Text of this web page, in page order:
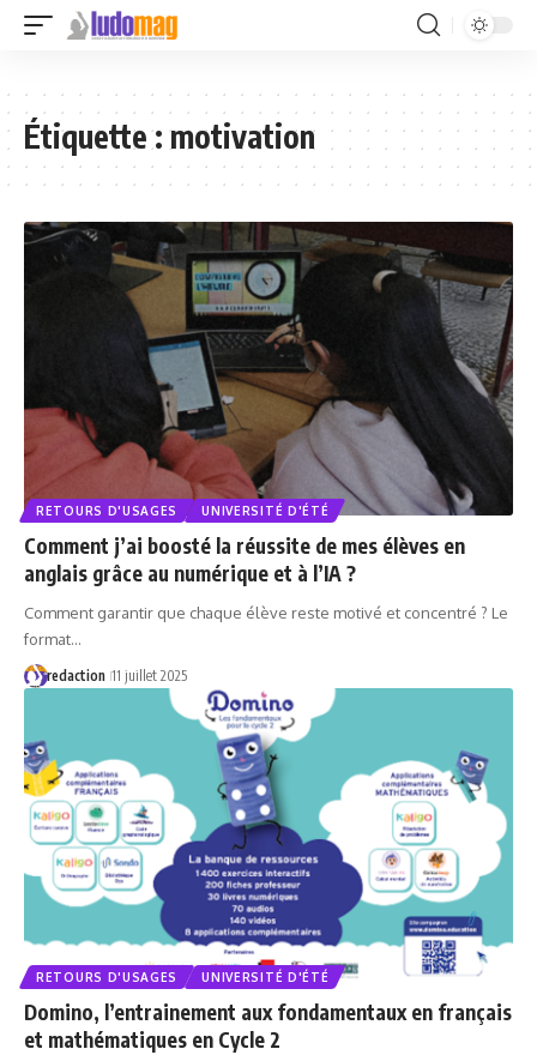
Étiquette :motivation
RETOURS D'USAGES UNIVERSITÉ D'ÉTÉ
Comment j’ai boosté la réussite de mes élèves en
anglais grâce au numérique et à l’IA ?
Comment garantir que chaque élève reste motivé et concentré ? Le
format…
redaction 11 juillet 2025
RETOURS D'USAGES UNIVERSITÉ D'ÉTÉ
Domino, l’entrainement aux fondamentaux en français
et mathématiques en Cycle 2